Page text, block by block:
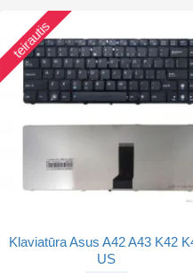
teirautis
Klaviatūra Asus A42 A43 K42
US